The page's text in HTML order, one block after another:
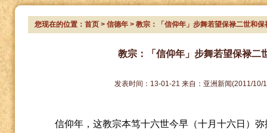
您现在的位置：首页 >信德年 > 教宗：「信仰年」步舞若望保禄二世和
教宗：「信仰年」步舞若望保禄二
发表时间： 13-01-21 来自： 亚洲新闻(2011/10/
信仰年，这教宗本笃十六世今早（十月十六日）